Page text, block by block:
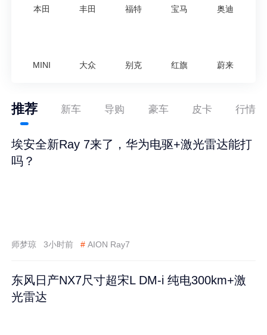
本田 丰田 福特 宝马 奥迪
MINI 大众 别克 红旗 蔚来
推荐 新车 导购 豪车 皮卡 行情
埃安全新Ray 7来了，华为电驱+激光雷达能打
吗？
师梦琼 3小时前 # AION Ray7
东风日产NX7尺寸超宋L DM-i 纯电300km+激
光雷达